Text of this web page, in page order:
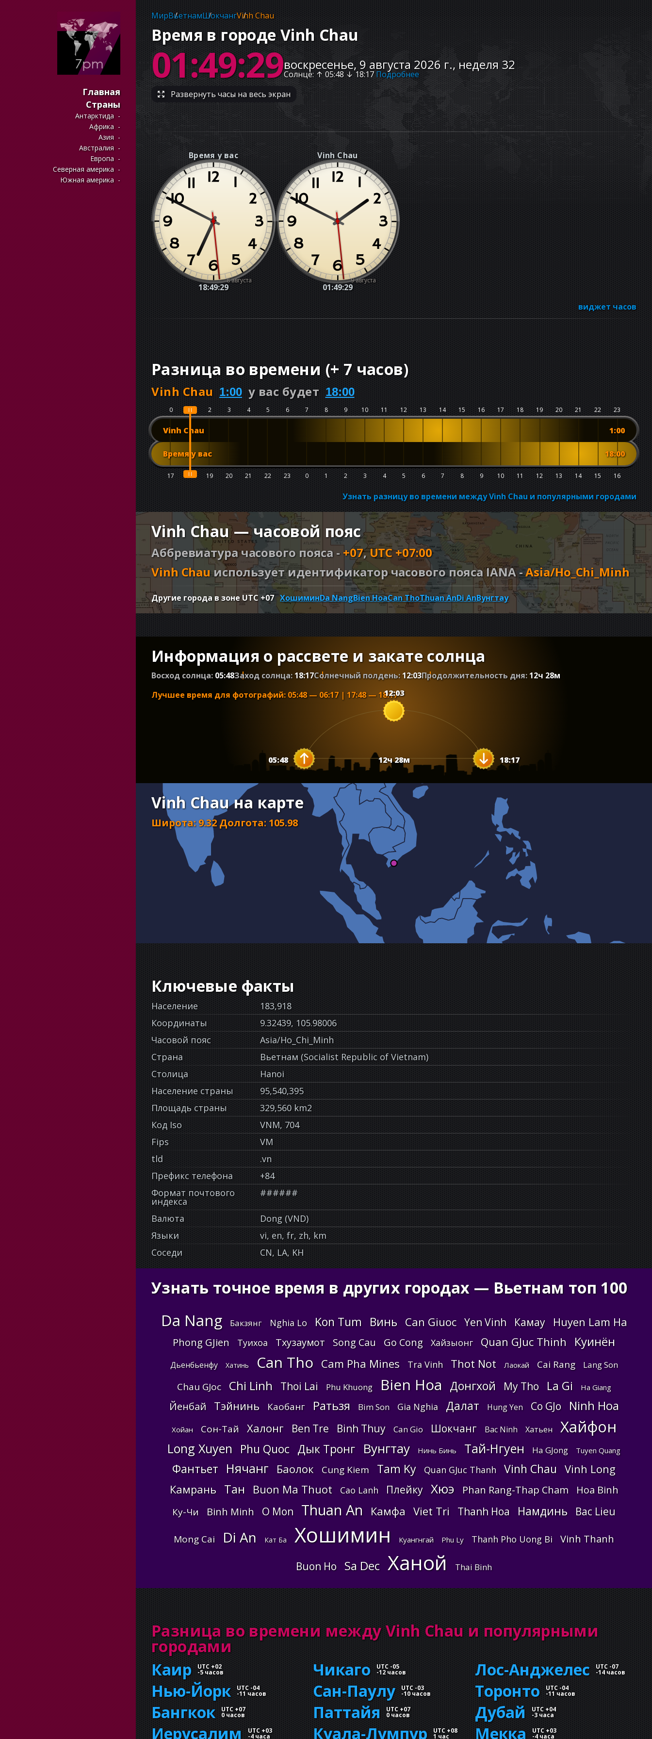
Главная
Страны
Антарктида
Африка
Азия
Австралия
Европа
Северная америка
Южная америка
МирВьетнамШокчангVinh Chau
Время в городе Vinh Chau
01:49:30воскресенье, 9 августа 2026 г., неделя 32
Солнце: ↑05:48 ↓ 18:17 Подробнее
Развернуть часы на весь экран
Время у вас
18:49:30
8 августа
Vinh Chau
01:49:30
9 августа
виджет часов
Разница во времени (+ 7 часов)
Vinh Chau 1:00 у вас будет 18:00
0 1 2 3 4 5 6 7 8 9 10 11 12 13 14 15 16 17 18 19 20 21 22 23
Vinh Chau 1:00
17 18 19 20 21 22 23 0 1 2 3 4 5 6 7 8 9 10 11 12 13 14 15 16
Время у вас 18:00
Узнать разницу во времени между Vinh Chau и популярными городами
Vinh Chau — часовой пояс
Аббревиатура часового пояса - +07,UTC +07:00
Vinh Chauиспользует идентификатор часового пояса IANA -Asia/Ho_Chi_Minh
Другие города в зоне UTC +07 ХошиминDa NangBien HoaCan ThoThuan AnDi AnВунгтау
Информация о рассвете и закате солнца
Восход солнца: 05:48Заход солнца: 18:17Солнечный полдень:12:03Продолжительность дня: 12ч 28м
Лучшее время для фотографий: 05:48— 06:17| 17:48— 18:17
05:48 18:17
12:03
12ч28м
Vinh Chau на карте
Широта:9.32 Долгота: 105.98
Ключевые факты
Население
183,918
Координаты
9.32439, 105.98006
Часовой пояс
Asia/Ho_Chi_Minh
Страна
Вьетнам (Socialist Republic of Vietnam)
Столица
Hanoi
Население страны
95,540,395
Площадь страны
329,560 km2
Код Iso
VNM, 704
Fips
VM
tld
.vn
Префикс телефона
+84
Формат почтового
индекса
######
Валюта
Dong (VND)
Языки
vi, en, fr, zh, km
Соседи
CN, LA, KH
Узнать точное время в других городах — Вьетнам топ 100
Da Nang Бакзянг Nghia Lo Kon Tum Винь Can Giuoc Yen Vinh Камау Huyen Lam Ha
Phong GJien Туихоа Тхузаумот Song Cau Go Cong Хайзыонг Quan GJuc Thinh Куинён
Дьенбьенфу Хатинь Can Tho Cam Pha Mines Tra Vinh Thot Not Лаокай Cai Rang Lang Son
Chau GJoc Chi Linh Thoi Lai Phu Khuong Bien Hoa Донгхой My Tho La Gi Ha Giang
Йенбай Тэйнинь Каобанг Ратьзя Bim Son Gia Nghia Далат Hung Yen Co GJo Ninh Hoa
Хойан Сон-Тай Халонг Ben Tre Binh Thuy Can Gio Шокчанг Bac Ninh Хатьен Хайфон
Long Xuyen Phu Quoc Дык Тронг Вунгтау Нинь Бинь Тай-Нгуен Ha GJong Tuyen Quang
Фантьет Нячанг Баолок Cung Kiem Tam Ky Quan GJuc Thanh Vinh Chau Vinh Long
Камрань Тан Buon Ma Thuot Cao Lanh Плейку Хюэ Phan Rang-Thap Cham Hoa Binh
Ку-Чи Binh Minh O Mon Thuan An Камфа Viet Tri Thanh Hoa Намдинь Bac Lieu
Mong Cai Di An Кат Ба Хошимин Куангнгай Phu Ly Thanh Pho Uong Bi Vinh Thanh
Buon Ho Sa Dec Ханой Thai Binh
Разница во времени между Vinh Chau и популярными
городами
Каир
UTC +02
-5 часов Чикаго UTC -05
-12 часов Лос-Анджелес UTC -07
-14 часов
Нью-Йорк UTC -04
-11 часов Сан-Паулу UTC -03
-10 часов Торонто UTC -04
-11 часов
Бангкок UTC +07
0 часов Паттайя UTC +07
0 часов Дубай UTC +04
-3 часа
Иерусалим UTC +03
-4 часа Куала-Лумпур UTC +08
1 час Мекка UTC +03
-4 часа